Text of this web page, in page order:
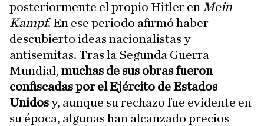
posteriormente el propio Hitler en Mein
Kampf. En ese periodo afirmó haber
descubierto ideas nacionalistas y
antisemitas. Tras la Segunda Guerra
Mundial, muchas de sus obras fueron
confiscadas por el Ejército de Estados
Unidosy, aunque su rechazo fue evidente en
su época, algunas han alcanzado precios